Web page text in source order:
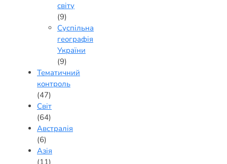
світу
(9)
Суспільна
географія
України
(9)
Тематичний
контроль
(47)
Світ
(64)
Австралія
(6)
Азія
(11)